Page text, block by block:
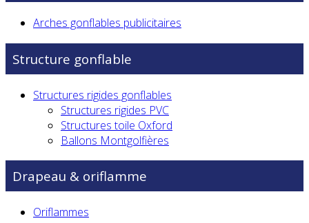
Arches gonflables publicitaires
Structure gonflable
Structures rigides gonflables
Structures rigides PVC
Structures toile Oxford
Ballons Montgolfières
Drapeau & oriflamme
Oriflammes